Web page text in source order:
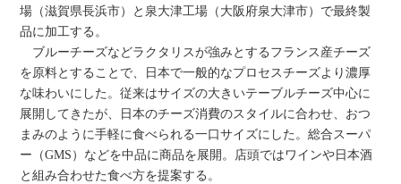
場（滋賀県長浜市）と泉大津工場（大阪府泉大津市）で最終製
品に加工する。
ブルーチーズなどラクタリスが強みとするフランス産チーズ
を原料とすることで、日本で一般的なプロセスチーズより濃厚
な味わいにした。従来はサイズの大きいテーブルチーズ中心に
展開してきたが、日本のチーズ消費のスタイルに合わせ、おつ
まみのように手軽に食べられる一口サイズにした。総合スーパ
ー（GMS）などを中品に商品を展開。店頭ではワインや日本酒
と組み合わせた食べ方を提案する。